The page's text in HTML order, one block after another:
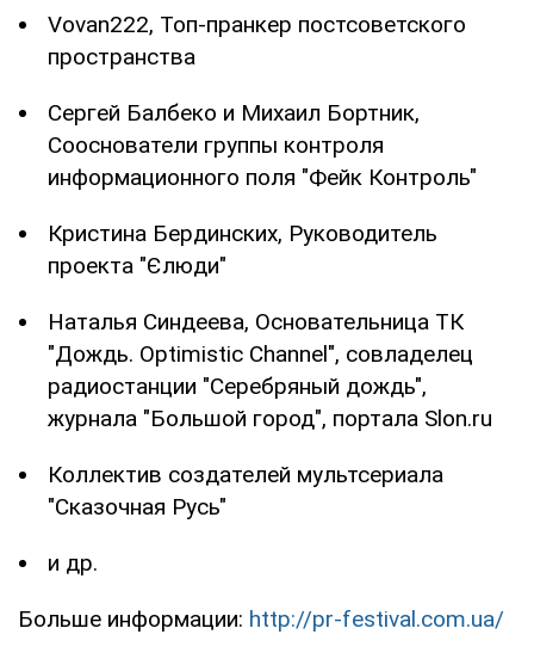
Vovan222, Топ-пранкер постсоветского
пространства
Сергей Балбеко и Михаил Бортник,
Сооснователи группы контроля
информационного поля "Фейк Контроль"
Кристина Бердинских, Руководитель
проекта "Єлюди"
Наталья Синдеева, Основательница ТК
"Дождь. Optimistic Channel", совладелец
радиостанции "Серебряный дождь",
журнала "Большой город", портала Slon.ru
Коллектив создателей мультсериала
"Сказочная Русь"
и др.
Больше информации: http://pr-festival.com.ua/